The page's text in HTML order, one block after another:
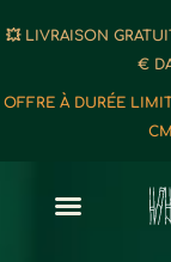
💥 LIVRAISON
€
OFFRE À DURÉE